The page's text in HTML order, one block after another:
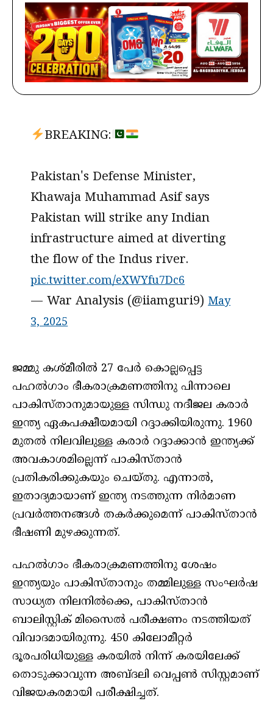
BREAKING:
Pakistan's Defense Minister,
Khawaja Muhammad Asif says
Pakistan will strike any Indian
infrastructure aimed at diverting
the flow of the Indus river.
pic.twitter.com/eXWYfu7Dc6
— War Analysis (@iiamguri9)May
3, 2025
ജമ്മു കശ്മീരിൽ 27 പേർ കൊല്ലപ്പെട്ട
പഹൽഗാം ഭീകരാക്രമണത്തിനു പിന്നാലെ
പാകിസ്താനുമായുള്ള സിന്ധു നദീജല കരാർ
ഇന്ത്യ ഏകപക്ഷീയമായി റദ്ദാക്കിയിരുന്നു. 1960
മുതൽ നിലവിലുള്ള കരാർ റദ്ദാക്കാൻ ഇന്ത്യക്ക്
അവകാശമില്ലെന്ന് പാകിസ്താൻ
പ്രതികരിക്കുകയും ചെയ്തു. എന്നാൽ,
ഇതാദ്യമായാണ് ഇന്ത്യ നടത്തുന്ന നിർമാണ
പ്രവർത്തനങ്ങൾ തകർക്കുമെന്ന് പാകിസ്താൻ
ഭീഷണി മുഴക്കുന്നത്.
പഹൽഗാം ഭീകരാക്രമണത്തിനു ശേഷം
ഇന്ത്യയും പാകിസ്താനും തമ്മിലുള്ള സംഘർഷ
സാധ്യത നിലനിൽക്കെ, പാകിസ്താൻ
ബാലിസ്റ്റിക് മിസൈൽ പരീക്ഷണം നടത്തിയത്
വിവാദമായിരുന്നു. 450 കിലോമീറ്റർ
ദൂരപരിധിയുള്ള കരയിൽ നിന്ന് കരയിലേക്ക്
തൊടുക്കാവുന്ന അബ്ദലി വെപ്പൺ സിസ്റ്റമാണ്
വിജയകരമായി പരീക്ഷിച്ചത്.